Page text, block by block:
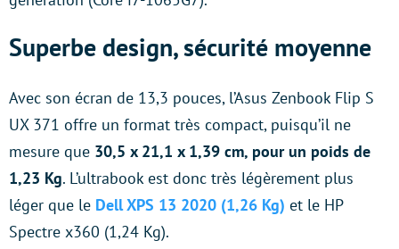
Superbe design, sécurité moyenne
Avec son écran de 13,3 pouces, l’Asus Zenbook Flip S
UX 371 offre un format très compact, puisqu’il ne
mesure que 30,5 x 21,1 x 1,39 cm, pour un poids de
1,23 Kg. L’ultrabook est donc très légèrement plus
léger que le Dell XPS 13 2020 (1,26 Kg) et le HP
Spectre x360 (1,24 Kg).